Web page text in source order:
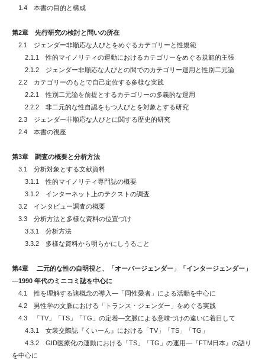
1.4 本書の目的と構成
第2章 先行研究の検討と問いの所在
2.1 ジェンダー非順応な人びとをめぐるカテゴリーと性規範
2.1.1 性的マイノリティの運動におけるカテゴリーをめぐる規範的主張
2.1.2 ジェンダー非順応な人びとの間でのカテゴリー運用と性別二元論
2.2 カテゴリーのもとで自己定位する多様な実践
2.2.1 性別二元論を前提とするカテゴリーの多義的な運用
2.2.2 非二元的な性自認をもつ人びとを対象とする研究
2.3 ジェンダー非順応な人びとに関する歴史的研究
2.4 本書の視座
第3章 調査の概要と分析方法
3.1 分析対象とする文献資料
3.1.1 性的マイノリティ専門誌の概要
3.1.2 インターネット上のテクストの調査
3.2 インタビュー調査の概要
3.3 分析方法と多様な資料の位置づけ
3.3.1 分析方法
3.3.2 多様な資料から明らかにしうること
第4章 二元的な性の自明視と、「オーバージェンダー」「インタージェンダー」
―1990 年代のミニコミ誌を中心に
4.1 性を理解する諸概念の導入―「同性愛者」による活動を中心に
4.2 男性学の文脈における「トランス・ジェンダー」をめぐる実践
4.3 「TV」「TS」「TG」の定着―文脈による意味づけの違いに着目して
4.3.1 女装交際誌『くいーん』における「TV」「TS」「TG」
4.3.2 GID医療化の運動における「TS」「TG」の運用―『FTM日本』の語り
を中心に